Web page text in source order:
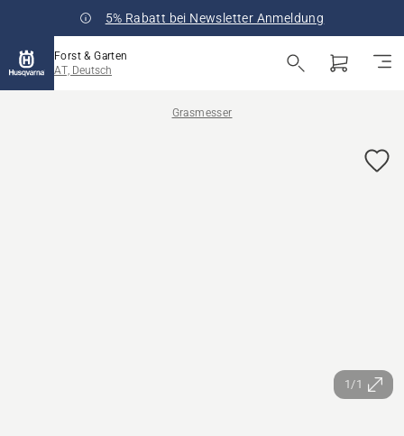
5% Rabatt bei Newsletter Anmeldung
Forst & Garten
AT, Deutsch
Grasmesser
1/1